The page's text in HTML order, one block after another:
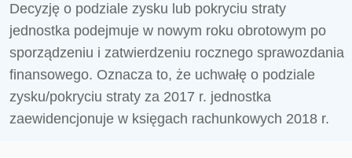
Decyzję o podziale zysku lub pokryciu straty
jednostka podejmuje w nowym roku obrotowym po
sporządzeniu i zatwierdzeniu rocznego sprawozdania
finansowego. Oznacza to, że uchwałę o podziale
zysku/pokryciu straty za 2017 r. jednostka
zaewidencjonuje w księgach rachunkowych 2018 r.